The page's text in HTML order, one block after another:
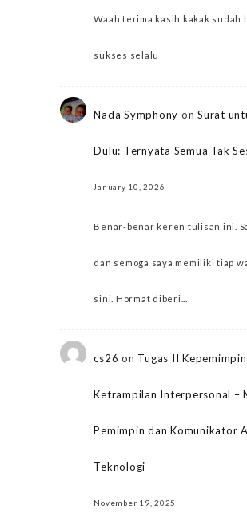
Waah terima kasih kakak sudah
sukses selalu
Nada Symphony on Surat
Dulu: Ternyata Semua Tak
January 10, 2026
Benar-benar keren tulisan ini.
dan semoga saya memiliki tiap
sini. Hormat diberi...
cs26 on Tugas II
Ketrampilan Interpersonal –
Pemimpin dan Komunikator
Teknologi
November 19, 2025